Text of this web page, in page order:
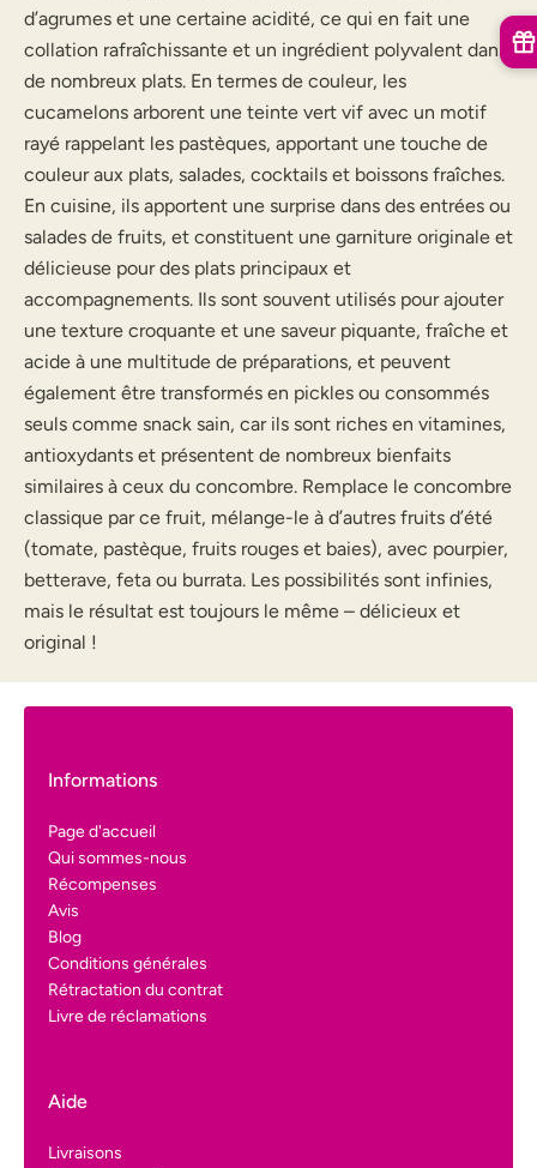
d’agrumes et une certaine acidité, ce qui en fait une
collation rafraîchissante et un ingrédient polyvalent dans
de nombreux plats. En termes de couleur, les
cucamelons arborent une teinte vert vif avec un motif
rayé rappelant les pastèques, apportant une touche de
couleur aux plats, salades, cocktails et boissons fraîches.
En cuisine, ils apportent une surprise dans des entrées ou
salades de fruits, et constituent une garniture originale et
délicieuse pour des plats principaux et
accompagnements. Ils sont souvent utilisés pour ajouter
une texture croquante et une saveur piquante, fraîche et
acide à une multitude de préparations, et peuvent
également être transformés en pickles ou consommés
seuls comme snack sain, car ils sont riches en vitamines,
antioxydants et présentent de nombreux bienfaits
similaires à ceux du concombre. Remplace le concombre
classique par ce fruit, mélange-le à d’autres fruits d’été
(tomate, pastèque, fruits rouges et baies), avec pourpier,
betterave, feta ou burrata. Les possibilités sont infinies,
mais le résultat est toujours le même – délicieux et
original !
Informations
Page d'accueil
Qui sommes-nous
Récompenses
Avis
Blog
Conditions générales
Rétractation du contrat
Livre de réclamations
Aide
Livraisons